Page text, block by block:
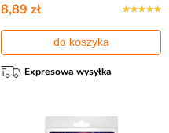
8,89 zł
do koszyka
Expresowa wysyłka